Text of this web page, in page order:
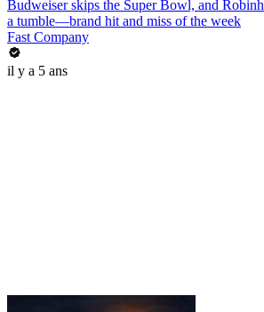
Budweiser skips the Super Bowl, and
a tumble—brand hit and miss of the week
Fast Company
il y a 5 ans